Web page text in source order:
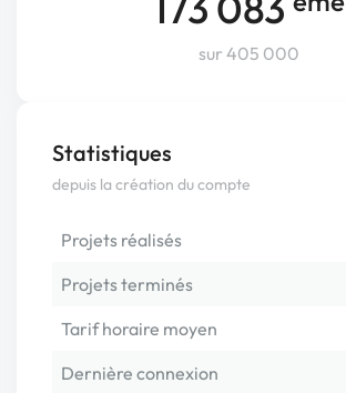
sur 405 000
Statistiques
depuis la création du compte
Projets réalisés
Projets terminés
Tarif horaire moyen
Dernière connexion